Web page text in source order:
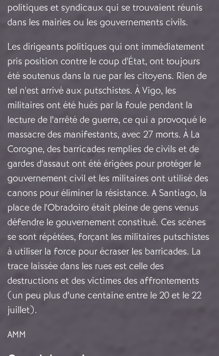
politiques et syndicaux qui se trouvaient réunis
dans les mairies ou les gouvernements civils.
Les dirigeants politiques qui ont immédiatement
pris position contre le coup d'État, ont toujours
été soutenus dans la rue par les citoyens. Rien de
tel n'est arrivé aux putschistes. À Vigo, les
militaires ont été hués par la foule pendant la
lecture de l’arrêté de guerre, ce qui a provoqué le
massacre des manifestants, avec 27 morts. À La
Corogne, des barricades remplies de civils et de
gardes d'assaut ont été érigées pour protéger le
gouvernement civil et les militaires ont utilisé des
canons pour éliminer la résistance. A Santiago, la
place de l'Obradoiro était pleine de gens venus
défendre le gouvernement constitué. Ces scènes
se sont répétées, forçant les militaires putschistes
à utiliser la force pour écraser les barricades. La
trace laissée dans les rues est celle des
destructions et des victimes des affrontements
(un peu plus d’une centaine entre le 20 et le 22
juillet).
AMM